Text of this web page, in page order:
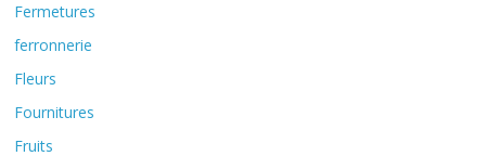
Fermetures
ferronnerie
Fleurs
Fournitures
Fruits